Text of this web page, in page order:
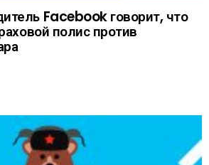
Facebook говорит, что
полис против